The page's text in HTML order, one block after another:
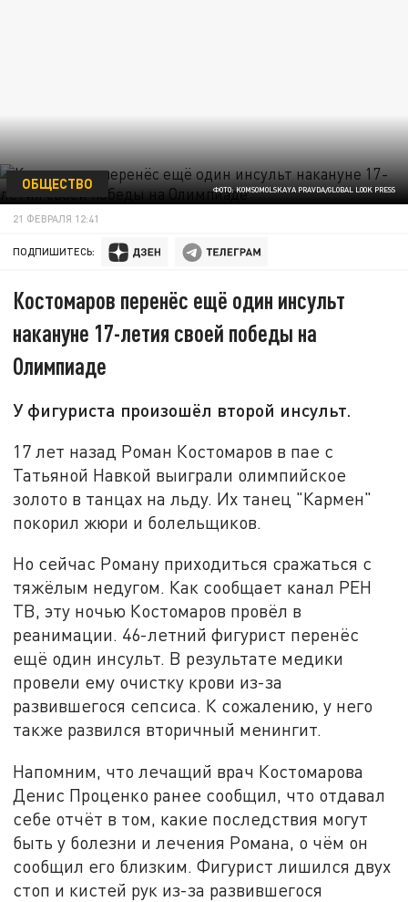
ФОТО: KOMSOMOLSKAYA PRAVDA/GLOBAL LOOK PRESS
ОБЩЕСТВО
21 ФЕВРАЛЯ 12:41
ПОДПИШИТЕСЬ:
Костомаров перенёс ещё один инсульт
накануне 17-летия своей победы на
Олимпиаде
У фигуриста произошёл второй инсульт.
17 лет назад Роман Костомаров в пае с
Татьяной Навкой выиграли олимпийское
золото в танцах на льду. Их танец "Кармен"
покорил жюри и болельщиков.
Но сейчас Роману приходиться сражаться с
тяжёлым недугом. Как сообщает канал РЕН
ТВ, эту ночью Костомаров провёл в
реанимации. 46-летний фигурист перенёс
ещё один инсульт. В результате медики
провели ему очистку крови из-за
развившегося сепсиса. К сожалению, у него
также развился вторичный менингит.
Напомним, что лечащий врач Костомарова
Денис Проценко ранее сообщил, что отдавал
себе отчёт в том, какие последствия могут
быть у болезни и лечения Романа, о чём он
сообщил его близким. Фигурист лишился двух
стоп и кистей рук из-за развившегося